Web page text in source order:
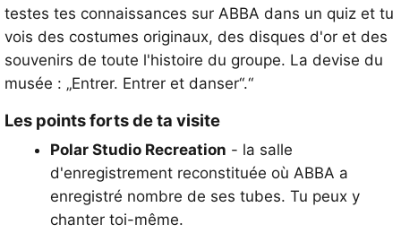
testes tes connaissances sur ABBA dans un quiz et tu
vois des costumes originaux, des disques d'or et des
souvenirs de toute l'histoire du groupe. La devise du
musée : „Entrer. Entrer et danser“.“
Les points forts de ta visite
Polar Studio Recreation - la salle
d'enregistrement reconstituée où ABBA a
enregistré nombre de ses tubes. Tu peux y
chanter toi-même.